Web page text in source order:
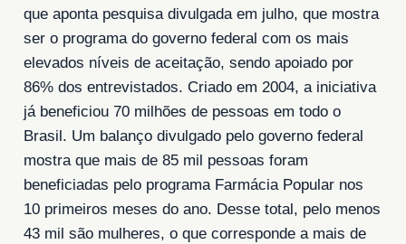
que aponta pesquisa divulgada em julho, que mostra
ser o programa do governo federal com os mais
elevados níveis de aceitação, sendo apoiado por
86% dos entrevistados. Criado em 2004, a iniciativa
já beneficiou 70 milhões de pessoas em todo o
Brasil. Um balanço divulgado pelo governo federal
mostra que mais de 85 mil pessoas foram
beneficiadas pelo programa Farmácia Popular nos
10 primeiros meses do ano. Desse total, pelo menos
43 mil são mulheres, o que corresponde a mais de